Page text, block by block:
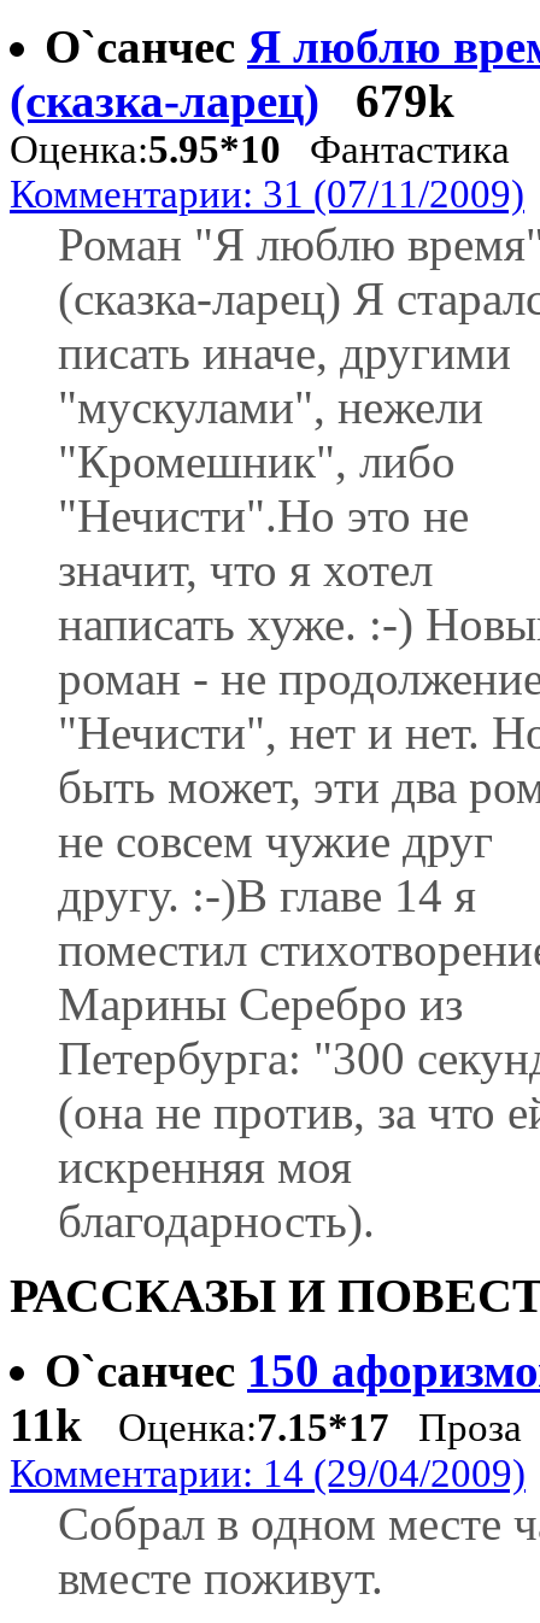
О`санчес Я люблю
(сказка-ларец)
679k
Оценка:5.95*10 Фантастика
Комментарии: 31 (07/11/2009)
Роман "Я люблю
(сказка-ларец) Я
писать иначе, другими
"мускулами", нежели
"Кромешник", либо
"Нечисти".Но это не
значит, что я хотел
написать хуже. :-)
роман - не
"Нечисти", нет и нет.
быть может, эти два
не совсем чужие друг
другу. :-)В главе 14 я
поместил
Марины Серебро из
Петербурга: "300
(она не против, за что
искренняя моя
благодарность).
РАССКАЗЫ И
О`санчес 150
11k
Оценка:7.15*17 Проза
Комментарии: 14 (29/04/2009)
Собрал в одном месте
вместе поживут.